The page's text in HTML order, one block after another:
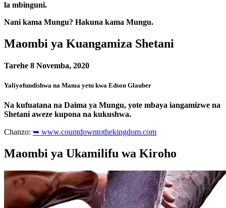
la mbinguni.
Nani kama Mungu? Hakuna kama Mungu.
Maombi ya Kuangamiza Shetani
Tarehe 8 Novemba, 2020
Yaliyofundishwa na Mama yetu kwa Edson Glauber
Na kufuatana na Daima ya Mungu, yote mbaya iangamizwe na
Shetani aweze kupona na kukushwa.
Chanzo: ➥ www.countdowntothekingdom.com
Maombi ya Ukamilifu wa Kiroho